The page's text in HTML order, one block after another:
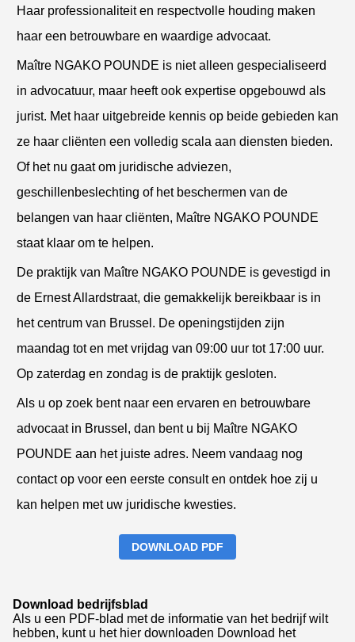
Haar professionaliteit en respectvolle houding maken
haar een betrouwbare en waardige advocaat.
Maître NGAKO POUNDE is niet alleen gespecialiseerd
in advocatuur, maar heeft ook expertise opgebouwd als
jurist. Met haar uitgebreide kennis op beide gebieden kan
ze haar cliënten een volledig scala aan diensten bieden.
Of het nu gaat om juridische adviezen,
geschillenbeslechting of het beschermen van de
belangen van haar cliënten, Maître NGAKO POUNDE
staat klaar om te helpen.
De praktijk van Maître NGAKO POUNDE is gevestigd in
de Ernest Allardstraat, die gemakkelijk bereikbaar is in
het centrum van Brussel. De openingstijden zijn
maandag tot en met vrijdag van 09:00 uur tot 17:00 uur.
Op zaterdag en zondag is de praktijk gesloten.
Als u op zoek bent naar een ervaren en betrouwbare
advocaat in Brussel, dan bent u bij Maître NGAKO
POUNDE aan het juiste adres. Neem vandaag nog
contact op voor een eerste consult en ontdek hoe zij u
kan helpen met uw juridische kwesties.
DOWNLOAD PDF
Download bedrijfsblad
Als u een PDF-blad met de informatie van het bedrijf wilt
hebben, kunt u het hier downloaden Download het